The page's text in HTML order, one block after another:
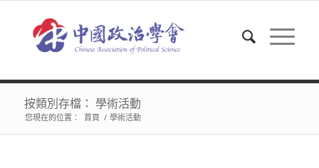
按類別存檔： 學術活動
您現在的位置： 首頁 / 學術活動